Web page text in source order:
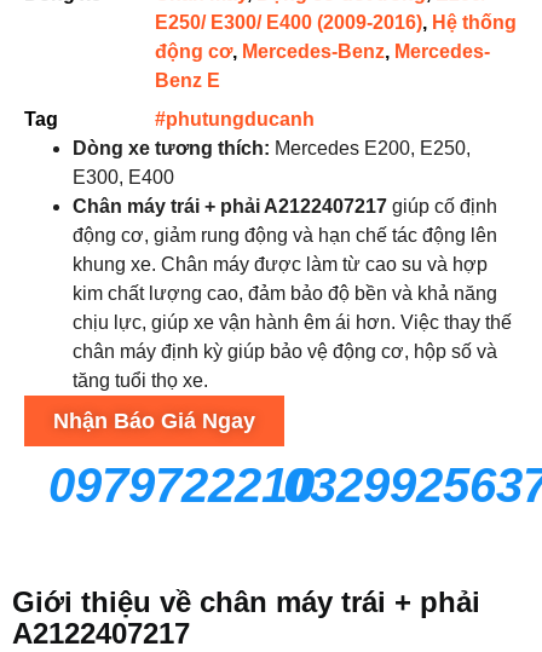
E250/ E300/ E400 (2009-2016), Hệ thống
động cơ, Mercedes-Benz, Mercedes-
Benz E
Tag
#phutungducanh
Dòng xe tương thích: Mercedes E200, E250,
E300, E400
Chân máy trái + phải A2122407217 giúp cố định
động cơ, giảm rung động và hạn chế tác động lên
khung xe. Chân máy được làm từ cao su và hợp
kim chất lượng cao, đảm bảo độ bền và khả năng
chịu lực, giúp xe vận hành êm ái hơn. Việc thay thế
chân máy định kỳ giúp bảo vệ động cơ, hộp số và
tăng tuổi thọ xe.
Nhận Báo Giá Ngay
0979722210
Giới thiệu về chân máy trái + phải
A2122407217